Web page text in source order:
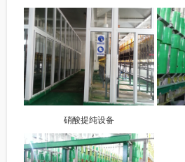
硝酸提纯设备